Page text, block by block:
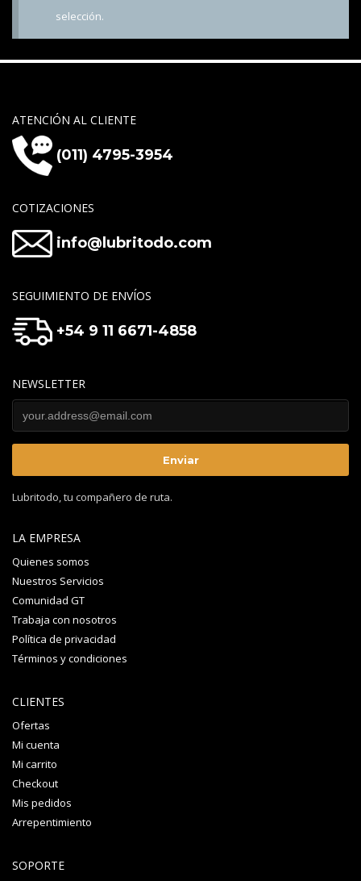
selección.
ATENCIÓN AL CLIENTE
(011) 4795-3954
COTIZACIONES
info@lubritodo.com
SEGUIMIENTO DE ENVÍOS
+54 9 11 6671-4858
NEWSLETTER
Lubritodo, tu compañero de ruta.
LA EMPRESA
Quienes somos
Nuestros Servicios
Comunidad GT
Trabaja con nosotros
Política de privacidad
Términos y condiciones
CLIENTES
Ofertas
Mi cuenta
Mi carrito
Checkout
Mis pedidos
Arrepentimiento
SOPORTE